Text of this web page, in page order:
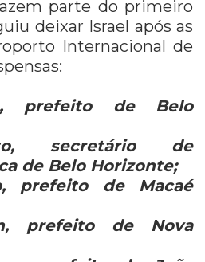
parte do primeiro
deixar Israel após as
Internacional de
prefeito de Belo
secretário de
de Belo Horizonte;
prefeito de Macaé
prefeito de Nova